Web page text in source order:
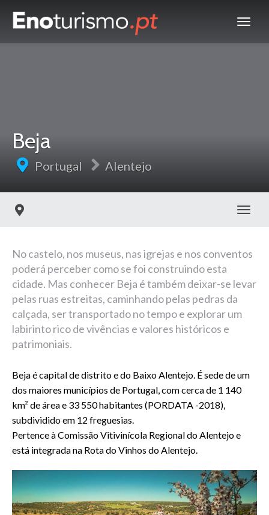
Beja
Portugal Alentejo
No castelo, nos museus, nas igrejas e nos conventos
poderá perceber como se foi construindo esta
cidade. Mas conhecer Beja é também deixar-se levar
pelas ruas estreitas, caminhando pelas pedras da
calçada, ser transportado no tempo e explorar um
labirinto rico de vivências e valores históricos e
patrimoniais.
Beja é capital de distrito e do Baixo Alentejo. É sede de um
dos maiores municípios de Portugal, com cerca de 1 140
km² de área e 33 550 habitantes (PORDATA -2018),
subdividido em 12 freguesias.
Pertence à Comissão Vitivinícola Regional do Alentejo e
está integrada na Rota do Vinhos do Alentejo.